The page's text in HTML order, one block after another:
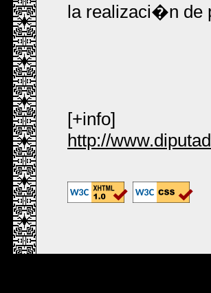
la realizaci�n de
[+info]
http://